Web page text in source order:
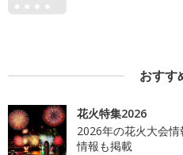
おすす
花火特集2026
2026年の花火大会
情報も掲載